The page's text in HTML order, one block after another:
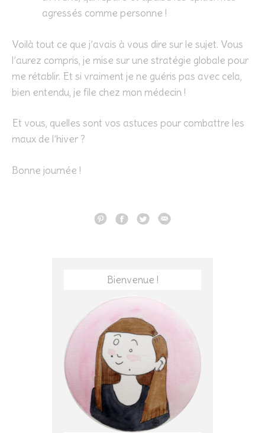
agressés comme personne !
Voilà tout ce que j’avais à vous dire sur le sujet. Vous
l’aurez compris, je mise sur une stratégie globale pour
me rétablir. Et si vraiment je ne guéris pas avec cela,
bien entendu, je file chez mon médecin !
Et vous, quelles sont vos astuces pour combattre les
maux de l’hiver ?
Bonne journée !
Bienvenue !